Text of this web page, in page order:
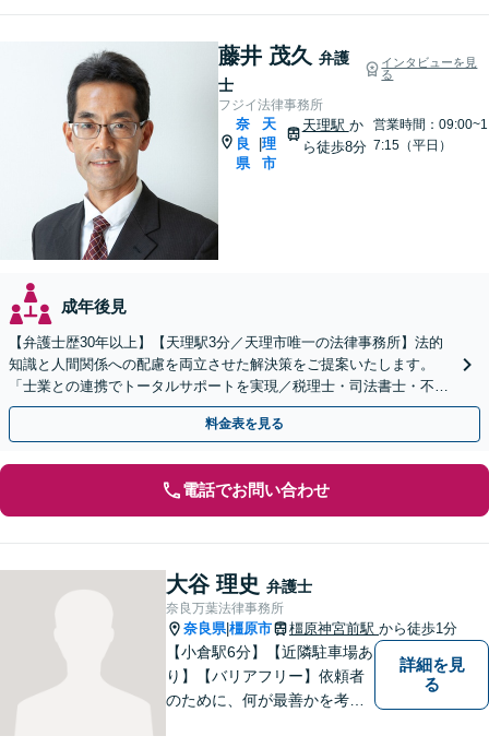
藤井 茂久 弁護
士
インタビューを見
る
フジイ法律事務所
奈
良
県
天
理
市
天理駅 か
ら徒歩8分
営業時間：09:00~1
7:15（平日）
成年後見
【弁護士歴30年以上】【天理駅3分／天理市唯一の法律事務所】法的
知識と人間関係への配慮を両立させた解決策をご提案いたします。
「士業との連携でトータルサポートを実現／税理士・司法書士・不動
産鑑定士など」生前対策や遺言書作成もお任せください
料金表を見る
電話でお問い合わせ
大谷 理史 弁護士
奈良万葉法律事務所
奈良県|橿原市 橿原神宮前駅 から徒歩1分
【小倉駅6分】【近隣駐車場あ
り】【バリアフリー】依頼者
のために、何が最善かを考
詳細を見
る